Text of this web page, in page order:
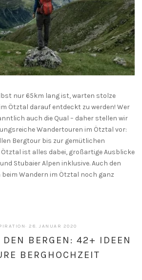
nur 65km lang ist, warten stolze
Ötztal darauf entdeckt zu werden! Wer
auch die Qual – daher stellen wir
Wandertouren im Ötztal vor:
Bergtour bis zur gemütlichen
ist alles dabei, großartige Ausblicke
Stubaier Alpen inklusive. Auch den
Wandern im Ötztal noch ganz
· 28. JANUAR 2020
2020
BERGEN: 42+ IDEEN
BERGHOCHZEIT